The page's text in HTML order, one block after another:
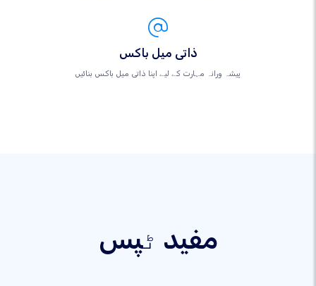
ذاتی میل باکس
پیشہ ورانہ مہارت کے لیے اپنا ذاتی میل باکس بنائیں
مفید ٹپس